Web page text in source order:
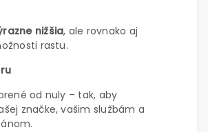
nižšia, ale rovnako aj
rastu.
od nuly – tak, aby
značke, vašim službám a